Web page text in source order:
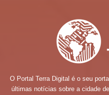
O Portal Terra Digital é o seu
últimas notícias sobre a cidade